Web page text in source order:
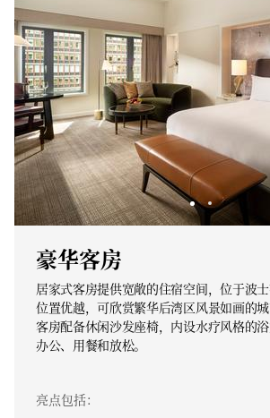
豪华客房
居家式客房提供宽敞的住宿空间，位于波
位置优越，可欣赏繁华后湾区风景如画的城
客房配备休闲沙发座椅，内设水疗风格的
办公、用餐和放松。
亮点包括：